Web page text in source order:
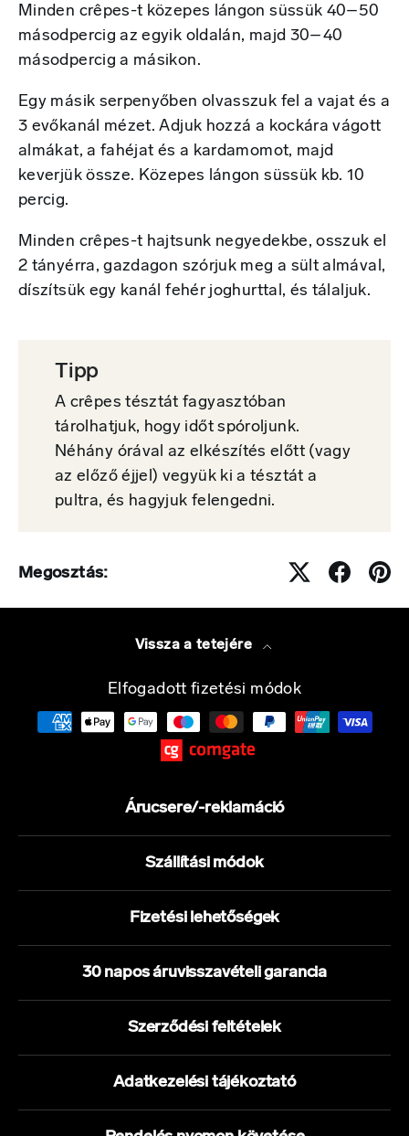
Minden crêpes-t közepes lángon süssük 40–50
másodpercig az egyik oldalán, majd 30–40
másodpercig a másikon.
Egy másik serpenyőben olvasszuk fel a vajat és a
3 evőkanál mézet. Adjuk hozzá a kockára vágott
almákat, a fahéjat és a kardamomot, majd
keverjük össze. Közepes lángon süssük kb. 10
percig.
Minden crêpes-t hajtsunk negyedekbe, osszuk el
2 tányérra, gazdagon szórjuk meg a sült almával,
díszítsük egy kanál fehér joghurttal, és tálaljuk.
Tipp
A crêpes tésztát fagyasztóban
tárolhatjuk, hogy időt spóroljunk.
Néhány órával az elkészítés előtt (vagy
az előző éjjel) vegyük ki a tésztát a
pultra, és hagyjuk felengedni.
Megosztás:
Vissza a tetejére
Elfogadott fizetési módok
Árucsere/-reklamáció
Szállítási módok
Fizetési lehetőségek
30 napos áruvisszavételi garancia
Szerződési feltételek
Adatkezelési tájékoztató